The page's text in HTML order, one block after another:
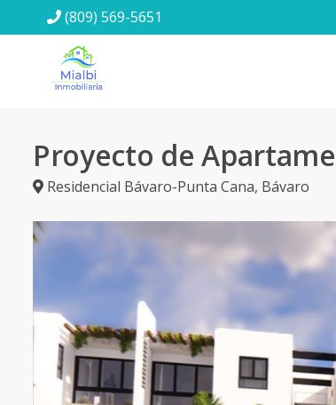
(809) 569-5651
Proyecto de
Residencial Bávaro-Punta Cana, Bávaro